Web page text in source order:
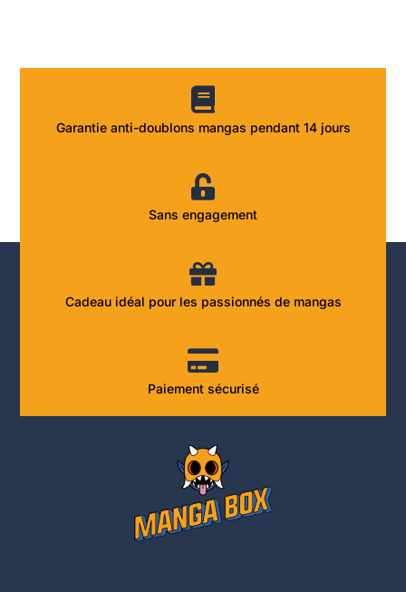
Garantie anti-doublons mangas pendant 14 jours
Sans engagement
Cadeau idéal pour les passionnés de mangas
Paiement sécurisé